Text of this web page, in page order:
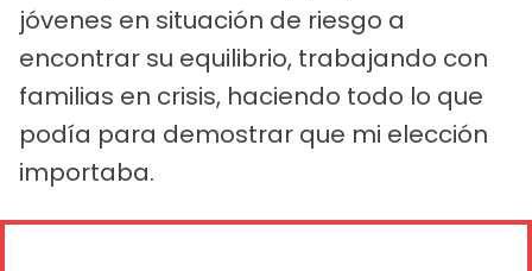
jóvenes en situación de riesgo a
encontrar su equilibrio, trabajando con
familias en crisis, haciendo todo lo que
podía para demostrar que mi elección
importaba.